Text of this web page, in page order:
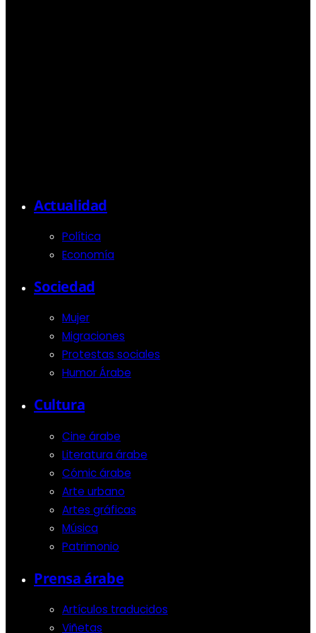
Actualidad
Política
Economía
Sociedad
Mujer
Migraciones
Protestas sociales
Humor Árabe
Cultura
Cine árabe
Literatura árabe
Cómic árabe
Arte urbano
Artes gráficas
Música
Patrimonio
Prensa árabe
Artículos traducidos
Viñetas